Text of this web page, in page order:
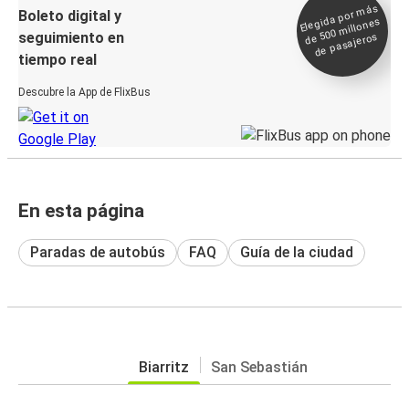
Boleto digital y
seguimiento en
tiempo real
Descubre la App de FlixBus
Elegida por
más
de 500
millones
de pasajeros
En esta página
Paradas de autobús FAQ Guía de la ciudad
Biarritz San Sebastián